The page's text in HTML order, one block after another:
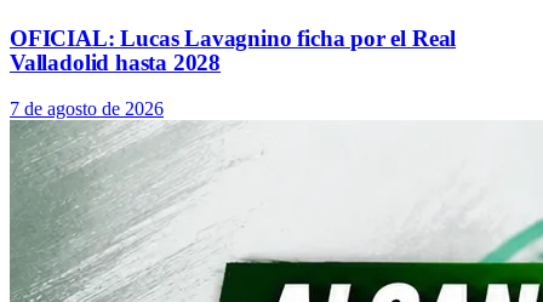
OFICIAL: Lucas Lavagnino ficha por el Real
Valladolid hasta 2028
7 de agosto de 2026